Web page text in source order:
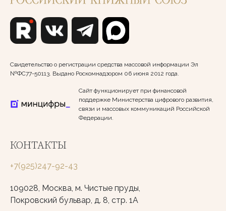
Свидетельство о регистрации средства массовой информации Эл
№ФС77-50113. Выдано Роскомнадзором 06 июня 2012 года.
Сайт функционирует при финансовой
поддержке Министерства цифрового развития,
связи и массовых коммуникаций Российской
Федерации.
КОНТАКТЫ
+7(925)247-92-43
109028, Москва, м. Чистые пруды,
Покровский бульвар, д. 8, стр. 1А